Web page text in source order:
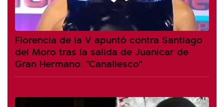
Florencia de la V apuntó contra Santiago
del Moro tras la salida de Juanicar de
Gran Hermano: "Canallesco"